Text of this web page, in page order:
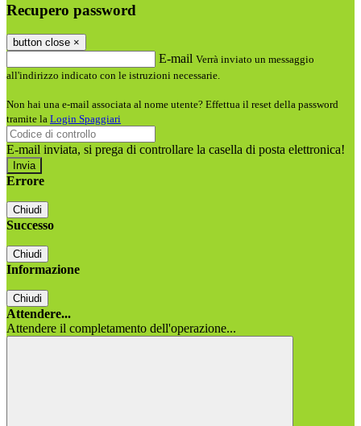
Recupero password
button close ×
E-mail Verrà inviato un messaggio
all'indirizzo indicato con le istruzioni necessarie.
Non hai una e-mail associata al nome utente? Effettua il reset della password
tramite la Login Spaggiari
E-mail inviata, si prega di controllare la casella di posta elettronica!
Errore
Chiudi
Successo
Chiudi
Informazione
Chiudi
Attendere...
Attendere il completamento dell'operazione...